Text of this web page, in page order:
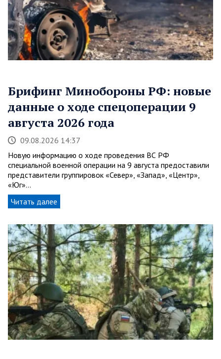
Брифинг Минобороны РФ: новые
данные о ходе спецоперации 9
августа 2026 года
09.08.2026 14:37
Новую информацию о ходе проведения ВС РФ
специальной военной операции на 9 августа предоставили
представители группировок «Север», «Запад», «Центр»,
«Юг»…
Читать далее